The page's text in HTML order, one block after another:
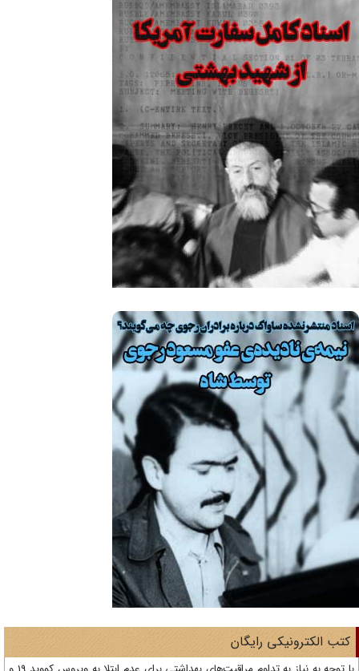
الکترونیکی رایگان